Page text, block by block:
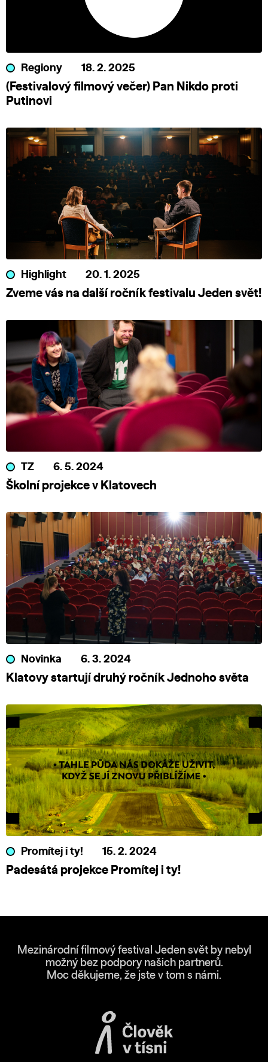
Regiony 18. 2. 2025
(Festivalový filmový večer) Pan Nikdo proti
Putinovi
Highlight 20. 1. 2025
Zveme vás na další ročník festivalu Jeden svět!
TZ 6. 5. 2024
Školní projekce v Klatovech
Novinka 6. 3. 2024
Klatovy startují druhý ročník Jednoho světa
Promítej i ty! 15. 2. 2024
Padesátá projekce Promítej i ty!
Mezinárodní filmový festival Jeden svět by nebyl
možný bez podpory našich partnerů.
Moc děkujeme, že jste v tom s námi.